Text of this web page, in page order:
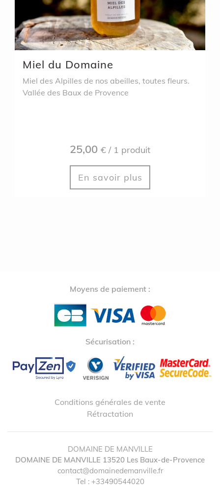
Miel du Domaine
Miel des Alpilles de nos abeilles, toutes fleurs.
Vallée des Baux de Provence
25,00 € / 1 produit
En savoir plus
Moyens de paiement :
Sécurisation :
Conditions générales de vente
Rétractation
DOMAINE DE MANVILLE
DOMAINE DE MANVILLE 13520 Les Baux-de-Provence
contact@domainedemanville.fr
Tel : +33490544020